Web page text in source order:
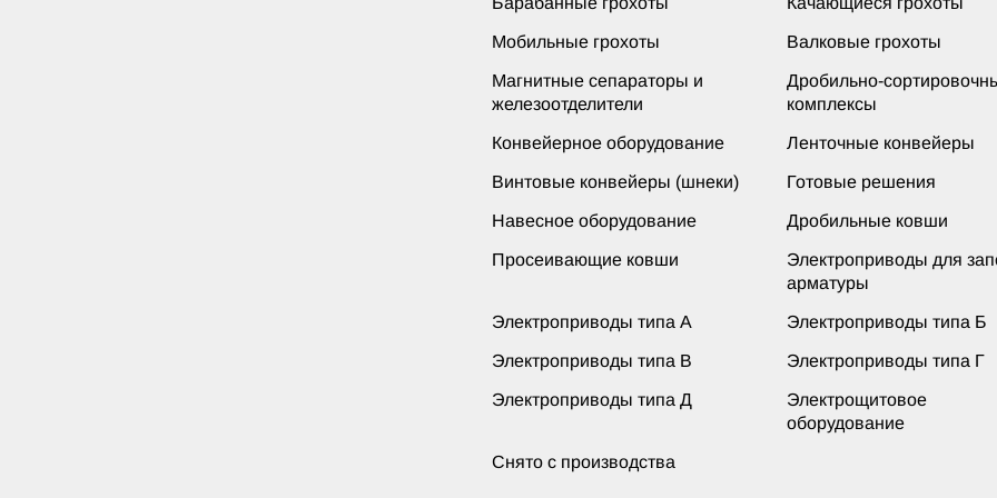
Мобильные грохоты Валковые грохоты
Магнитные сепараторы и
железоотделители
Дробильно-
комплексы
Конвейерное оборудование Ленточные конвейеры
Винтовые конвейеры (шнеки) Готовые решения
Навесное оборудование Дробильные ковши
Просеивающие ковши
Электроприводы для
арматуры
Электроприводы типа А Электроприводы типа Б
Электроприводы типа В Электроприводы типа Г
Электроприводы типа Д
Электрощитовое
оборудование
Снято с производства